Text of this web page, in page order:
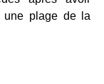
une plage de la